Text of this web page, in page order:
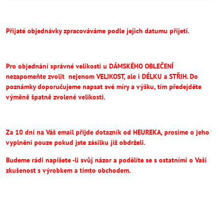
Přijaté objednávky zpracováváme podle jejich datumu přijetí.
Pro objednání správné velikosti u DÁMSKÉHO OBLEČENÍ
nezapomeňte zvolit nejenom VELIKOST, ale i DÉLKU a STŘIH.Do
poznámky doporučujeme napsat své míry a výšku, tím předejděte
výměně špatně zvolené velikosti.
Za 10 dní na Váš email přijde dotazník od HEUREKA, prosíme o jeho
vyplnění pouze pokud jste zásilku již obdrželi.
Budeme rádi napíšete -li svůj názor a podělíte se s ostatními o Vaši
zkušenost s výrobkem a tímto obchodem.